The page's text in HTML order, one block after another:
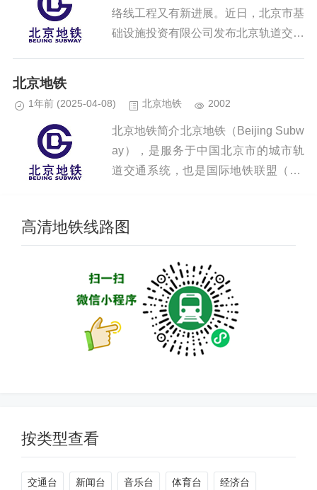
络线工程又有新进展。近日，北京市基
础设施投资有限公司发布北京轨道交通
北京地铁
1年前 (2025-04-08) 北京地铁 2002
北京地铁简介北京地铁（Beijing Subw
ay），是服务于中国北京市的城市轨
道交通系统，也是国际地铁联盟（Co
个开通地铁的...
高清地铁线路图
按类型查看
交通台 新闻台 音乐台 体育台 经济台